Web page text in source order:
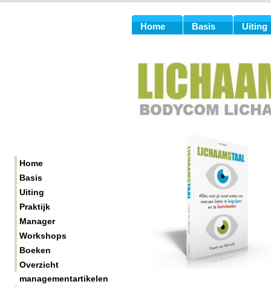
Home Basis Uiting
Home
Basis
Uiting
Praktijk
Manager
Workshops
Boeken
Overzicht
managementartikelen